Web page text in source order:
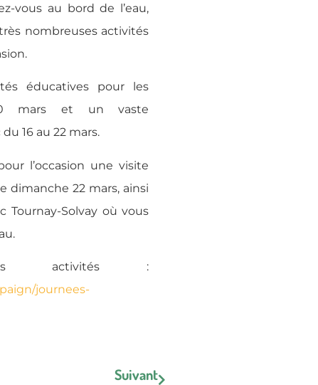
vous au bord de l’eau,
nombreuses activités
éducatives pour les
mars et un vaste
16 au 22 mars.
l’occasion une visite
dimanche 22 mars, ainsi
Tournay-Solvay où vous
activités :
journees-
Suivant